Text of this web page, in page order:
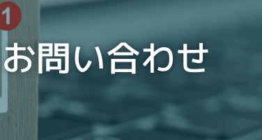
お問い合わせ